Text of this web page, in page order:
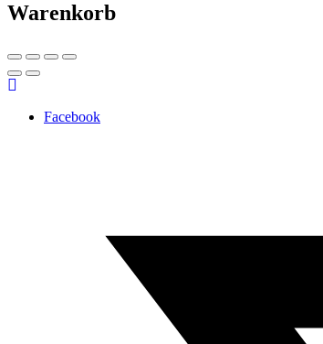
Warenkorb
Facebook